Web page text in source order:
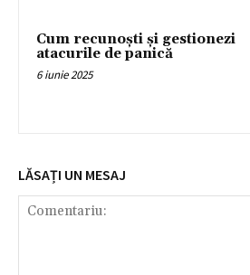
Cum recunoști și gestionezi
atacurile de panică
6 iunie 2025
LĂSAȚI UN MESAJ